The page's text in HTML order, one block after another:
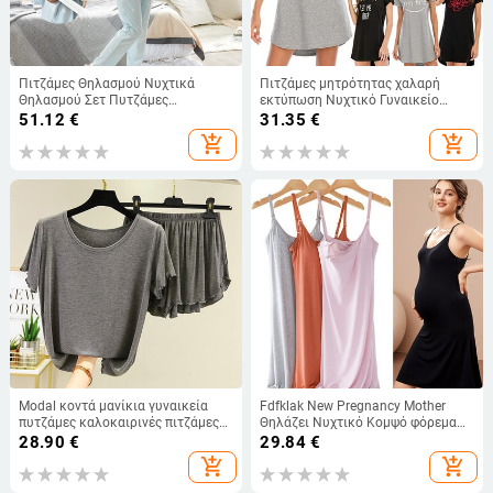
Πιτζάμες Θηλασμού Νυχτικά
Θηλασμού Σετ Πυτζάμες
Θηλασμού Φθινοπωρινά Σετ
Πυτζάμες Θηλασμού Πυτζάμα
εγκυμοσύνης
51.12 €
add_shopping_cart
Πιτζάμες μητρότητας χαλαρή
εκτύπωση Νυχτικό Γυναικείο
κοντομάνικο νυχτερινό φόρεμα
Vestidos μπουρνούζι για έγκυες
γυναίκες Νυχτικά Πυζά
31.35 €
add_shopping_cart
Modal κοντά μανίκια γυναικεία
πυτζάμες καλοκαιρινές πιτζάμες
πουκάμισο σορτς κοστούμι
μεγάλου μεγέθους Πυτζάμα Pour
Femme
28.90 €
add_shopping_cart
Fdfklak New Pregnancy Mother
Θηλάζει Νυχτικό Κομψό φόρεμα
νοσηλευτικής εγκυμοσύνης
καλοκαιρινό αμάνικο νυχτικό
βισκόζης
29.84€
add_shopping_cart